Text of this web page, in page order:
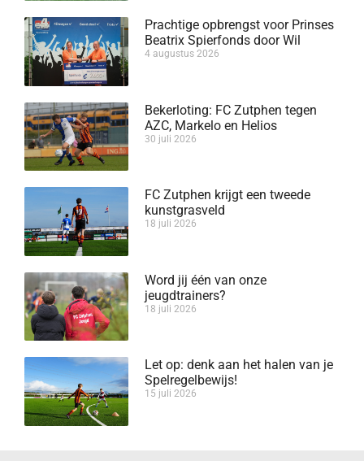
Prachtige opbrengst voor Prinses
Beatrix Spierfonds door Wil
4 augustus 2026
Bekerloting: FC Zutphen tegen
AZC, Markelo en Helios
30 juli 2026
FC Zutphen krijgt een tweede
kunstgrasveld
18 juli 2026
Word jij één van onze
jeugdtrainers?
18 juli 2026
Let op: denk aan het halen van je
Spelregelbewijs!
15 juli 2026